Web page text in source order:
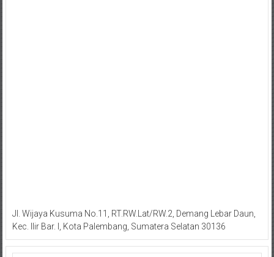
Jl. Wijaya Kusuma No.11, RT.RW.Lat/RW.2, Demang Lebar Daun,
Kec. Ilir Bar. I, Kota Palembang, Sumatera Selatan 30136